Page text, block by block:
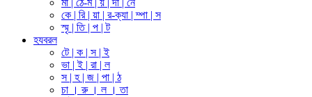
মা | ঠে-ম | য় | দা | নে
কে | রি | য়া | র-ক্যা | ম্পা | স
স্মৃ | তি | প | ট
হযবরল
টে | ক | স | ই
ভা | ই | রা | ল
স | হ | জ | পা | ঠ
চা । রু । ল । তা